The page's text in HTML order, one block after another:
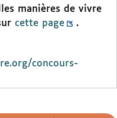
manières de vivre
cette page .
concours-